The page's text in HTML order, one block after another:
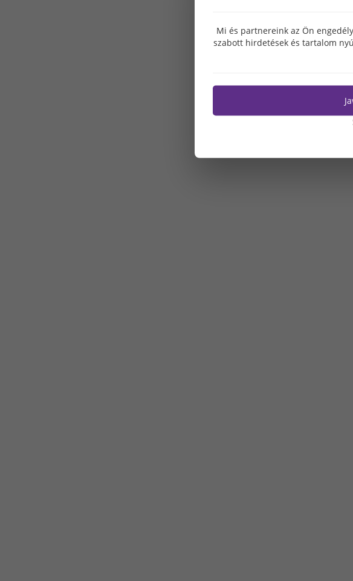
Mi és partnereink az Ön
szabott hirdetések és tartalom